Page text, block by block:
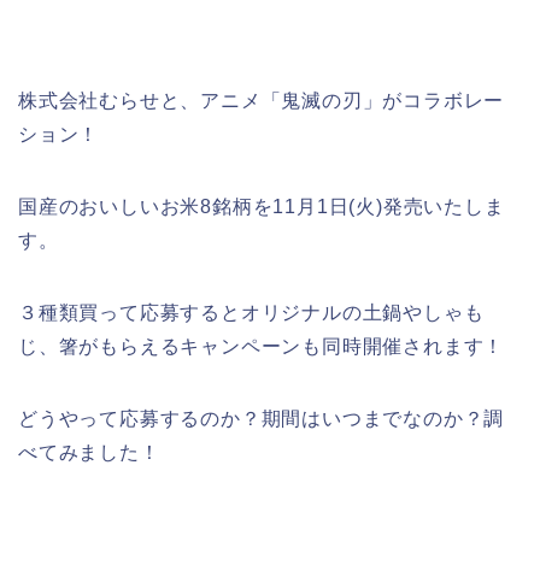
株式会社むらせと、アニメ「鬼滅の刃」がコラボレー
ション！
国産のおいしいお米8銘柄を11月1日(火)発売いたしま
す。
３種類買って応募するとオリジナルの土鍋やしゃも
じ、箸がもらえるキャンペーンも同時開催されます！
どうやって応募するのか？期間はいつまでなのか？調
べてみました！